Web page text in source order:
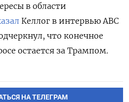
в области
Келлог в интервью ABC
что конечное
остается за Трампом.
НА ТЕЛЕГРАМ